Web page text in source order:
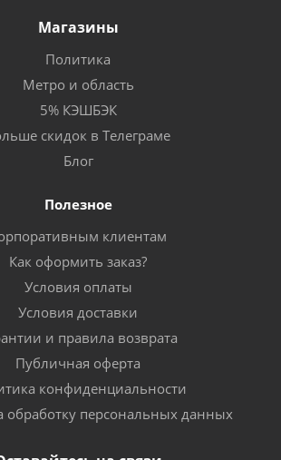
Магазины
Политика
Метро и область
5% КЭШБЭК
скидок в Телеграме
Блог
Полезное
клиентам
Как оформить заказ?
Условия оплаты
Условия доставки
и правила возврата
Публичная оферта
конфиденциальности
обработку персональных данных